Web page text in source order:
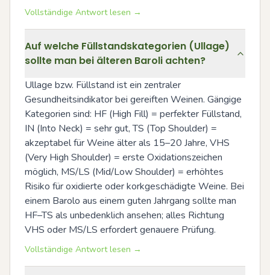
Vollständige Antwort lesen →
Auf welche Füllstandskategorien (Ullage)
sollte man bei älteren Baroli achten?
Ullage bzw. Füllstand ist ein zentraler
Gesundheitsindikator bei gereiften Weinen. Gängige
Kategorien sind: HF (High Fill) = perfekter Füllstand,
IN (Into Neck) = sehr gut, TS (Top Shoulder) =
akzeptabel für Weine älter als 15–20 Jahre, VHS
(Very High Shoulder) = erste Oxidationszeichen
möglich, MS/LS (Mid/Low Shoulder) = erhöhtes
Risiko für oxidierte oder korkgeschädigte Weine. Bei
einem Barolo aus einem guten Jahrgang sollte man
HF–TS als unbedenklich ansehen; alles Richtung
VHS oder MS/LS erfordert genauere Prüfung.
Vollständige Antwort lesen →